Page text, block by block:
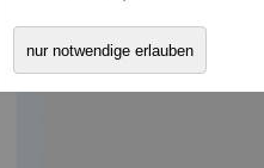
nur notwendige erlauben